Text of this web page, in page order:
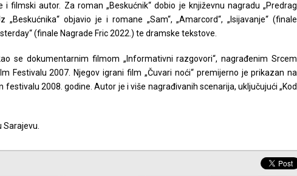
i filmski autor. Za roman „Beskućnik“ dobio je književnu nagradu „Predrag
„Beskućnika“ objavio je i romane „Sam“, „Amarcord“, „Isijavanje“ (finale
(finale Nagrade Fric 2022.) te dramske tekstove.
se dokumentarnim filmom „Informativni razgovori“, nagrađenim Srcem
Festivalu 2007. Njegov igrani film „Čuvari noći“ premijerno je prikazan na
2008. godine. Autor je i više nagrađivanih scenarija, uključujući „Kod
Sarajevu.